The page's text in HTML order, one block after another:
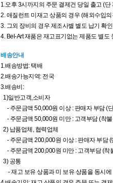
1. 오후 3시까지의 주문 결제건 당일 출고 (
2. 애질런트 미재고 상품의 경우 (해외수입
3. 그외 장비의 경우 제조사별 별도 납기 확
4. Bel-Art 재품은 재고표기없는 제품도 별
배송안내
1.배송방법: 택배
2.배송가능지역: 전국
3.배송비:
1)일반고객,소비자
- 주문금액 50,000원 이상 : 판매자 부담 (
- 주문금액 50,000원 미만 : 고객부담 (착
2) 납품업체, 협력업체
- 주문금액 200,000원 이상 : 판매자 부담
- 주문금액 200,000원 미만 : 고객부담 (착
3) 공통
- 재고 보유 상품과 미 보유 상품을 동시에